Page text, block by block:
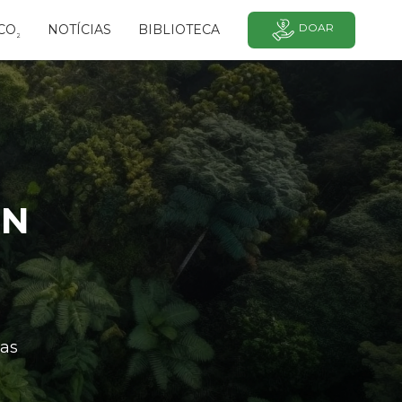
² NOTÍCIAS BIBLIOTECA DOAR